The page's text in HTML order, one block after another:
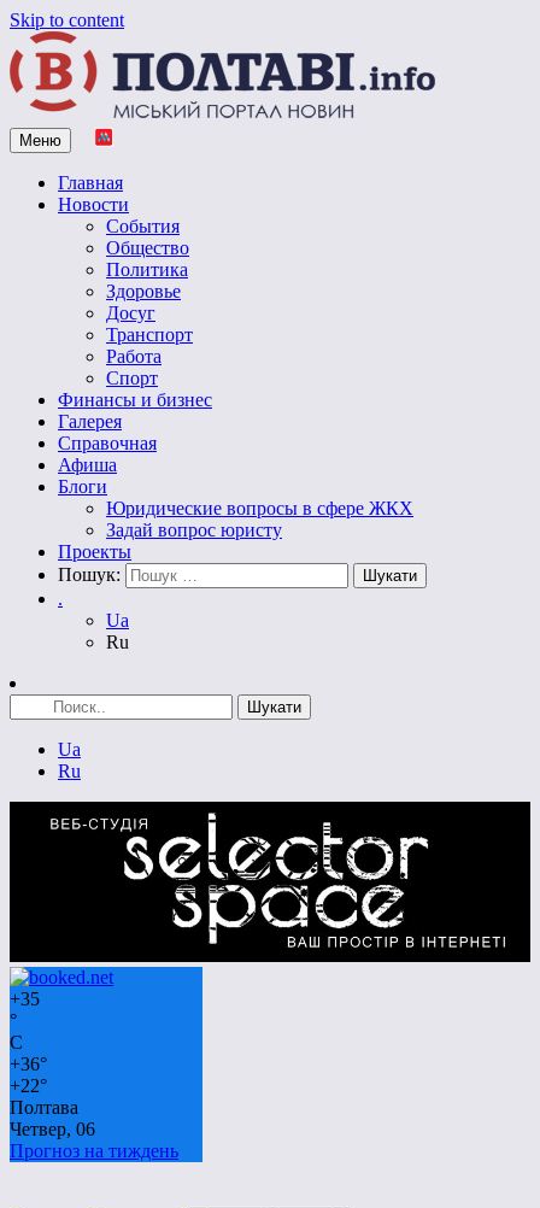
Skip to content
Vpoltave.info
Полтавский портал новостей
Меню
Главная
Новости
События
Общество
Политика
Здоровье
Досуг
Транспорт
Работа
Спорт
Финансы и бизнес
Галерея
Справочная
Афиша
Блоги
Юридические вопросы в сфере ЖКХ
Задай вопрос юристу
Проекты
Пошук:
.
Ua
Ru
Ua
Ru
+35
°
C
+36°
+22°
Полтава
Четвер, 06
Прогноз на тиждень